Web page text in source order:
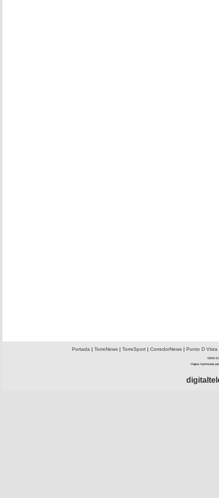
Portada | TorreNews| TorreSport| CorredorNews| Punto D Vista
©2010 El
Página Optimizada